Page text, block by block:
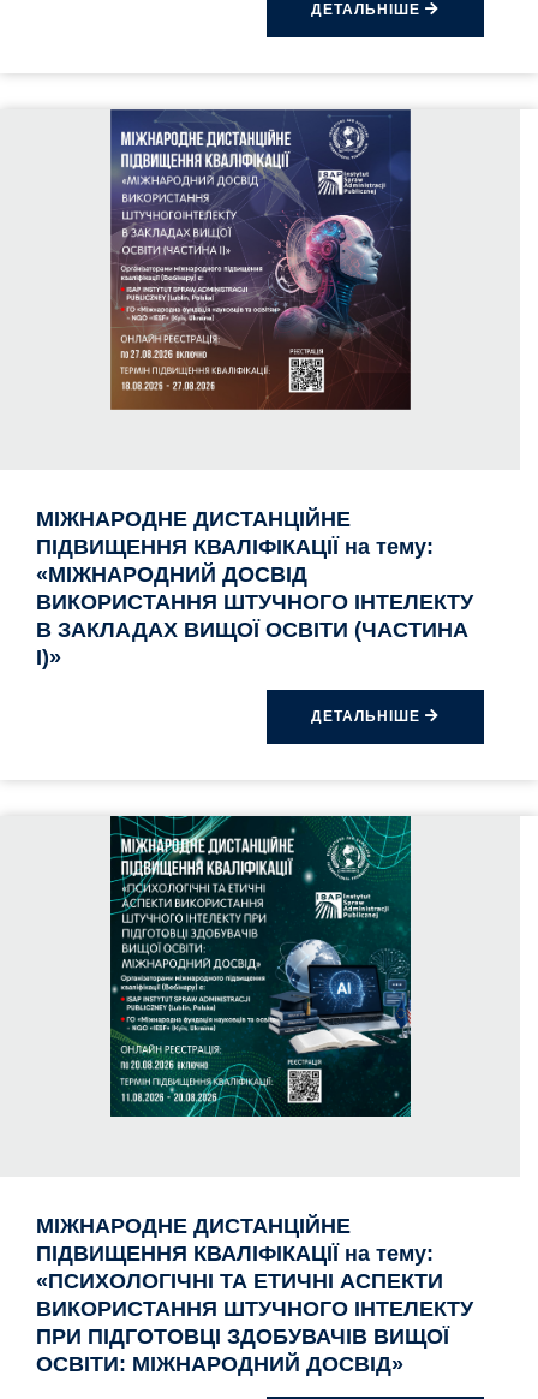
ДЕТАЛЬНІШЕ
МІЖНАРОДНЕ ДИСТАНЦІЙНЕ
ПІДВИЩЕННЯ КВАЛІФІКАЦІЇ на тему:
«МІЖНАРОДНИЙ ДОСВІД
ВИКОРИСТАННЯ ШТУЧНОГО ІНТЕЛЕКТУ
В ЗАКЛАДАХ ВИЩОЇ ОСВІТИ (ЧАСТИНА
I)»
ДЕТАЛЬНІШЕ
МІЖНАРОДНЕ ДИСТАНЦІЙНЕ
ПІДВИЩЕННЯ КВАЛІФІКАЦІЇ на тему:
«ПСИХОЛОГІЧНІ ТА ЕТИЧНІ АСПЕКТИ
ВИКОРИСТАННЯ ШТУЧНОГО ІНТЕЛЕКТУ
ПРИ ПІДГОТОВЦІ ЗДОБУВАЧІВ ВИЩОЇ
ОСВІТИ: МІЖНАРОДНИЙ ДОСВІД»